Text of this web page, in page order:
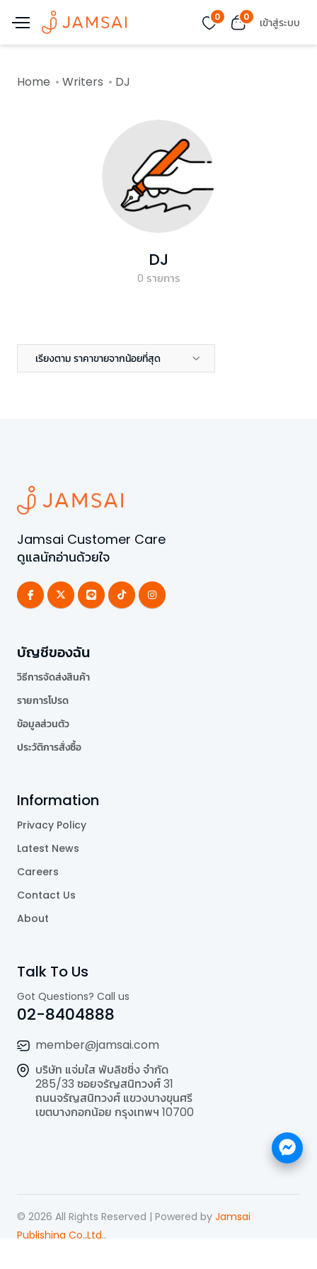
0 0 เข้าสู่ระบบ
Home Writers DJ
DJ
0 รายการ
เรียงตาม ราคาขายจากน้อยที่สุด
Jamsai Customer Care
ดูแลนักอ่านด้วยใจ
บัญชีของฉัน
วิธีการจัดส่งสินค้า
รายการโปรด
ข้อมูลส่วนตัว
ประวัติการสั่งซื้อ
Information
Privacy Policy
Latest News
Careers
Contact Us
About
Talk To Us
Got Questions? Call us
02-8404888
member@jamsai.com
บริษัท แจ่มใส พับลิชชิ่ง จำกัด
285/33 ซอยจรัญสนิทวงศ์ 31
ถนนจรัญสนิทวงศ์ แขวงบางขุนศรี
เขตบางกอกน้อย กรุงเทพฯ 10700
© 2026 All Rights Reserved | Powered by Jamsai
Publishing Co.,Ltd..